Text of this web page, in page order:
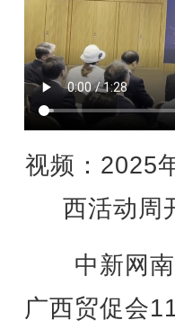
视频：2025
西活动周
中新网南
广西贸促会